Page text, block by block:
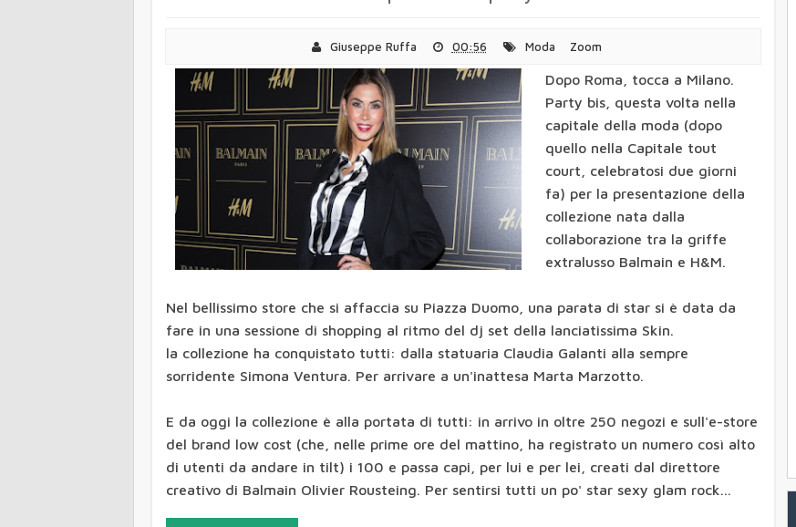
Caso Hacking Team, la Procura: "Ipotesi vendita
spyware agli jihadisti"
Alle email risponde l'intelligenza artificiale. L'idea
di Google è già realtà
Facebook verso il "teletrasporto". Con Oculus Rift
Ecco chi è stato a far chiudere Popcorn Time
Pensioni, la proposta dell'Inps non piace al governo
Gigi Hadid torna single
Star Wars: il risveglio della moda
Giuseppe Ruffa 00:56 Moda Zoom
Dopo Roma, tocca a Milano.
Party bis, questa volta nella
capitale della moda (dopo
quello nella Capitale tout
court, celebratosi due giorni
fa) per la presentazione della
collezione nata dalla
collaborazione tra la griffe
extralusso Balmain e H&M.
Nel bellissimo store che si affaccia su Piazza Duomo, una parata di star si è data da
fare in una sessione di shopping al ritmo del dj set della lanciatissima Skin.
la collezione ha conquistato tutti: dalla statuaria Claudia Galanti alla sempre
sorridente Simona Ventura. Per arrivare a un'inattesa Marta Marzotto.
E da oggi la collezione è alla portata di tutti: in arrivo in oltre 250 negozi e sull'e-store
del brand low cost (che, nelle prime ore del mattino, ha registrato un numero così alto
di utenti da andare in tilt) i 100 e passa capi, per lui e per lei, creati dal direttore
creativo di Balmain Olivier Rousteing. Per sentirsi tutti un po' star sexy glam rock...